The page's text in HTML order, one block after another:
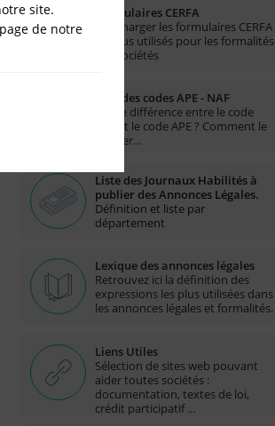
Formulaires CERFA
Télécharger les formulaires CERFA
les plus utilisés pour les formalités
des sociétés
Liste des codes APE - NAF
Quelle différence entre le code
NAF et le code APE ? Comment le
trouver…
Liste des Journaux Habilités à
publier des Annonces Légales.
Définition et liste par
département
Lexique des annonces légales
Retrouvez ici la définition des
expressions les plus utilisées dans
les annonces légales et formalités.
Liens Utiles
Sélection de sites web pouvant
aider toutes sociétés :
documentation, textes de loi,
crédit participatif ...
site.
de notre